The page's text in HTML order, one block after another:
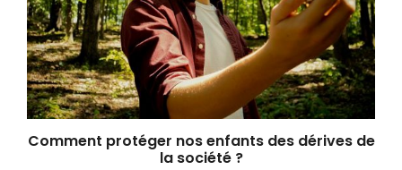
Comment protéger nos enfants des dérives de
la société ?